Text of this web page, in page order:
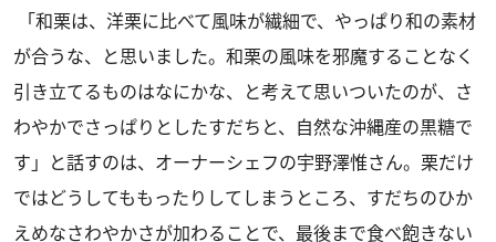
「和栗は、洋栗に比べて風味が繊細で、やっぱり和の素材
が合うな、と思いました。和栗の風味を邪魔することなく
引き立てるものはなにかな、と考えて思いついたのが、さ
わやかでさっぱりとしたすだちと、自然な沖縄産の黒糖で
す」と話すのは、オーナーシェフの宇野澤惟さん。栗だけ
ではどうしてももったりしてしまうところ、すだちのひか
えめなさわやかさが加わることで、最後まで食べ飽きない